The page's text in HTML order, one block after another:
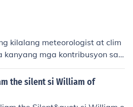
kilalang meteorologist at clim
kanyang mga kontribusyon sa
at tropical cyclones. Siya ang
pagbibigay ng pangalan sa m
ginagamit pa rin hanggang s
karera, nag-aral siya ng m
the silent si William of